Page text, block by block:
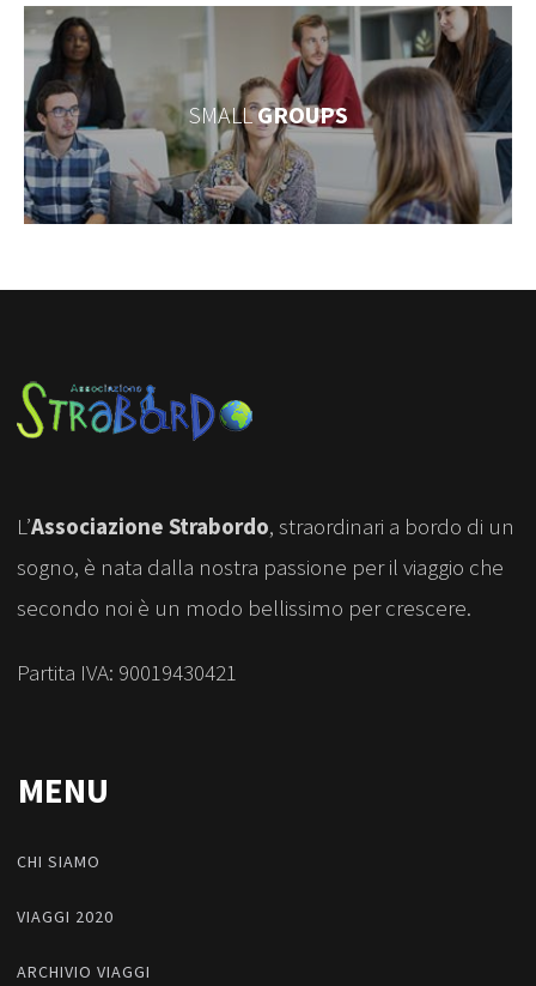
SMALLGROUPS
L’Associazione Strabordo, straordinari a bordo di un
sogno, è nata dalla nostra passione per il viaggio che
secondo noi è un modo bellissimo per crescere.
Partita IVA: 90019430421
MENU
CHI SIAMO
VIAGGI 2020
ARCHIVIO VIAGGI